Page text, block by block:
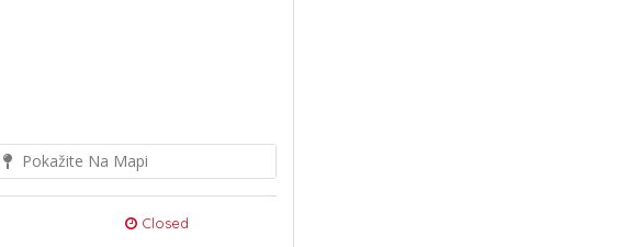
Pokažite Na Mapi
Closed